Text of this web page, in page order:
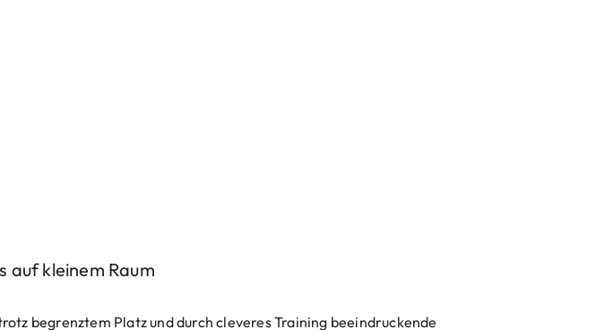
auf kleinem Raum
begrenztem Platz und durch cleveres Training beeindruckende